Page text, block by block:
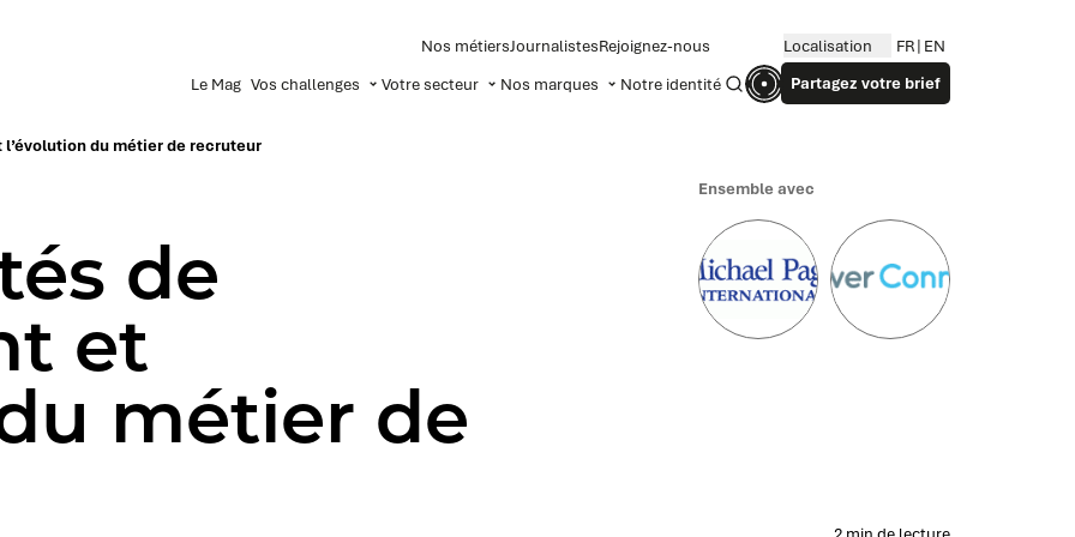
Le Mag Vos challenges Votre secteur Nos marques Notre identité RecherchePartagez votre brief
Nos métiersJournalistesRejoignez-nous Localisation FR EN
du métier de recruteur
de
et
métier de
Ensemble avec